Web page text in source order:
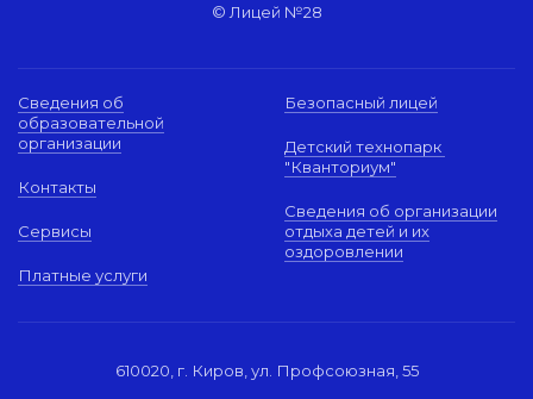
© Лицей №28
Сведения об
образовательной
организации
Контакты
Сервисы
Платные услуги
Безопасный лицей
Детский технопарк
"Кванториум"
Сведения об организации
отдыха детей и их
оздоровлении
610020, г. Киров, ул. Профсоюзная, 55